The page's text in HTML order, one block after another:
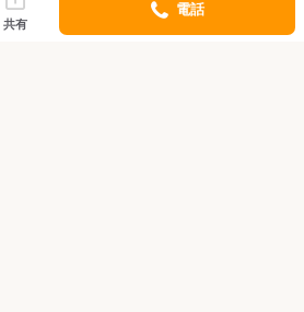
共有
電話